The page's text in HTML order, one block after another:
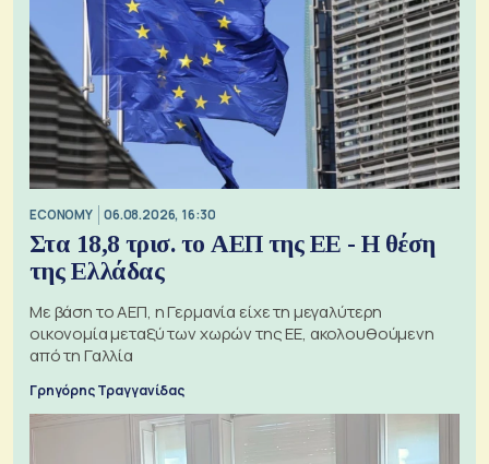
ECONOMY 06.08.2026, 16:30
Στα 18,8 τρισ. το ΑΕΠ της ΕΕ - Η θέση
της Ελλάδας
Με βάση το ΑΕΠ, η Γερμανία είχε τη μεγαλύτερη
οικονομία μεταξύ των χωρών της ΕΕ, ακολουθούμενη
από τη Γαλλία
Γρηγόρης Τραγγανίδας